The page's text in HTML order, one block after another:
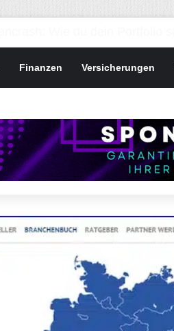
Finanzen Versicherungen